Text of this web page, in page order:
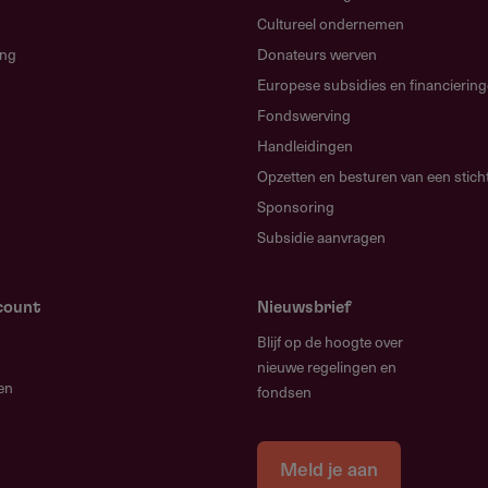
van deze werkzaamheden door
wil oppakken.
vervolgens weer weg gaat en
zijn geweest, of de sponsors not
als deze taken door één persoon
en zal de kennis behouden blijven,
Cultureel ondernemen
Donateurs werven
Europese subsidies en
Fondswerving
Handleidingen
Opzetten en besturen van een
Sponsoring
Subsidie aanvragen
Nieuwsbrief
Blijf op de hoogte over
nieuwe regelingen en
fondsen
Meld je aan